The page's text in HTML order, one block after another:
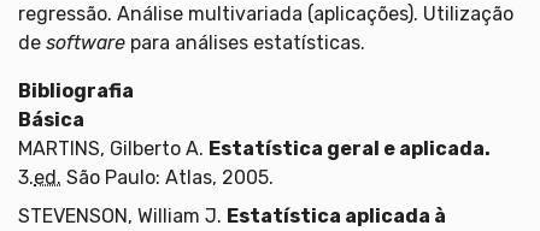
regressão. Análise multivariada (aplicações). Utilização
de software para análises estatísticas.
Bibliografia
Básica
MARTINS, Gilberto A. Estatística geral e aplicada.
3.ed. São Paulo: Atlas, 2005.
STEVENSON, William J. Estatística aplicada à